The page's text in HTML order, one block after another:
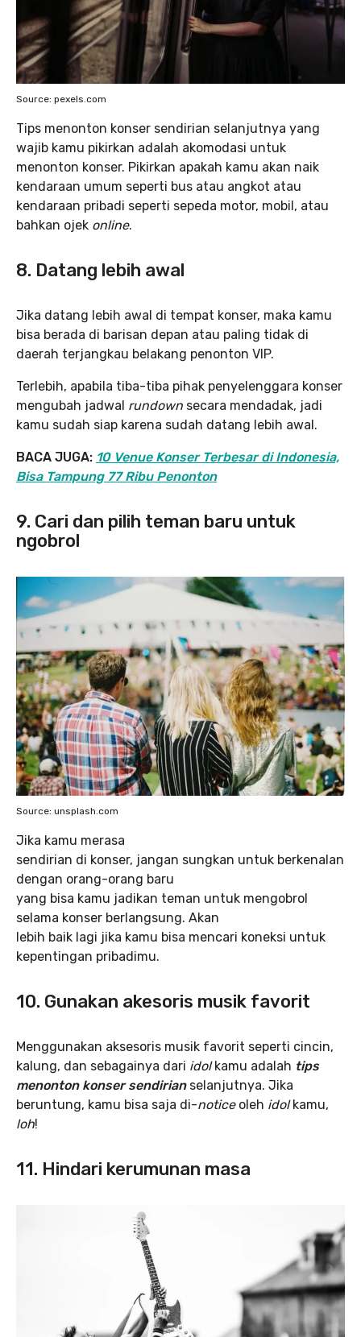
Source: pexels.com
Tips menonton konser sendirian selanjutnya yang
wajib kamu pikirkan adalah akomodasi untuk
menonton konser. Pikirkan apakah kamu akan naik
kendaraan umum seperti bus atau angkot atau
kendaraan pribadi seperti sepeda motor, mobil, atau
bahkan ojek online.
8. Datang lebih awal
Jika datang lebih awal di tempat konser, maka kamu
bisa berada di barisan depan atau paling tidak di
daerah terjangkau belakang penonton VIP.
Terlebih, apabila tiba-tiba pihak penyelenggara konser
mengubah jadwal rundown secara mendadak, jadi
kamu sudah siap karena sudah datang lebih awal.
BACA JUGA: 10 Venue Konser Terbesar di Indonesia,
Bisa Tampung 77 Ribu Penonton
9. Cari dan pilih teman baru untuk
ngobrol
Source: unsplash.com
Jika kamu merasa
sendirian di konser, jangan sungkan untuk berkenalan
dengan orang-orang baru
yang bisa kamu jadikan teman untuk mengobrol
selama konser berlangsung. Akan
lebih baik lagi jika kamu bisa mencari koneksi untuk
kepentingan pribadimu.
10. Gunakan akesoris musik favorit
Menggunakan aksesoris musik favorit seperti cincin,
kalung, dan sebagainya dari idolkamu adalah tips
menonton konser sendirianselanjutnya. Jika
beruntung, kamu bisa saja di-noticeoleh idolkamu,
loh!
11. Hindari kerumunan masa